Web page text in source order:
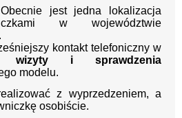
jest jedna lokalizacja
w województwie
kontakt telefoniczny w
wizyty i sprawdzenia
modelu.
z wyprzedzeniem, a
osobiście.